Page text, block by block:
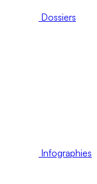
Dossiers
Infographies